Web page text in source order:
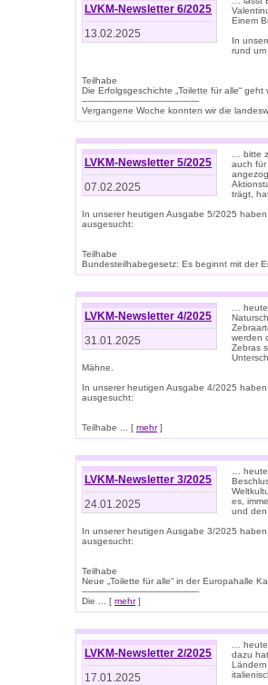
LVKM-Newsletter 6/2025
13.02.2025
Einem
In
rund
Teilhabe
Die Erfolgsgeschichte „Toilette für alle“
-------------------------------------------
Vergangene Woche konnten wir die
LVKM-Newsletter 5/2025
07.02.2025
… bitte
auch für
trägt,
In unserer heutigen Ausgabe 5/2025
ausgesucht:
Teilhabe
Bundesteilhabegesetz: Es beginnt mit der
LVKM-Newsletter 4/2025
31.01.2025
…
werden
Zebras
Mähne.
In unserer heutigen Ausgabe 4/2025
ausgesucht:
Teilhabe ... [ mehr]
LVKM-Newsletter 3/2025
24.01.2025
…
es,
und
In unserer heutigen Ausgabe 3/2025
ausgesucht:
Teilhabe
Neue „Toilette für alle“ in der Europahalle
-------------------------------------------
Die ... [ mehr]
LVKM-Newsletter 2/2025
17.01.2025
…
dazu